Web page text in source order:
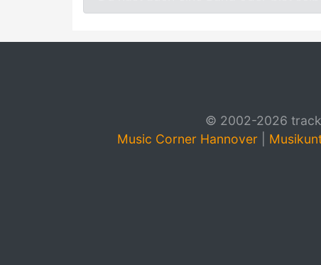
© 2002-2026
Music Corner Hannover